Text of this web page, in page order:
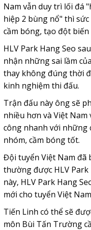
Nam vẫn duy trì lối đá
hiệp 2 bùng nổ" thì
cầm bóng, tạo đột
HLV Park Hang Seo
nhận những sai lầm
thay không đúng thời
kinh nghiệm thi đấu.
Trận đấu này ông sẽ
nhiều hơn và Việt
công nhanh với những
nhóm, cầm bóng tốt.
Đội tuyển Việt Nam đã
thường được HLV
này, HLV Park Hang
mới cho tuyển Việt
Tiến Linh có thể sẽ
môn Bùi Tấn Trường